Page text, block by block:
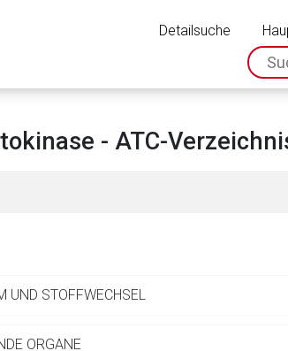
Detailsuche
- ATC-
UND STOFFWECHSEL
ORGANEAufruf einer externen Seite